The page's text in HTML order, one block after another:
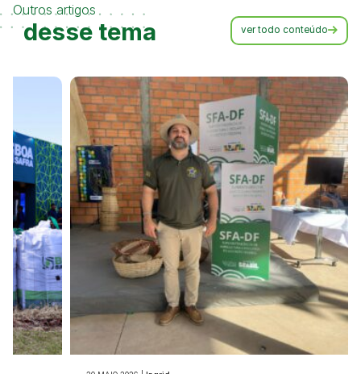
Outros artigos
desse tema ver todo conteúdo